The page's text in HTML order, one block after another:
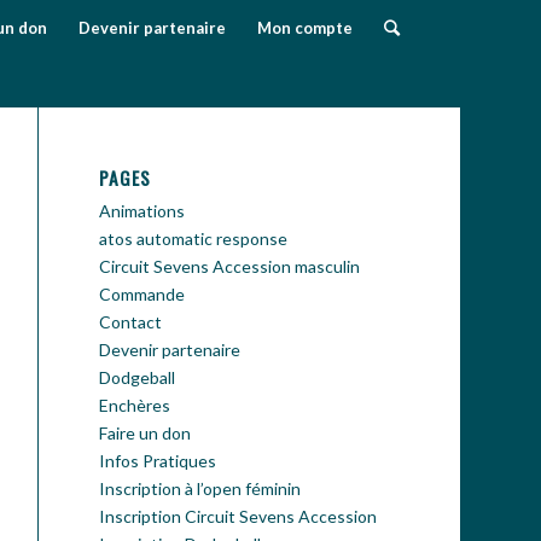
don Devenir partenaire Mon compte
PAGES
Animations
atos automatic response
Circuit Sevens Accession masculin
Commande
Contact
Devenir partenaire
Dodgeball
Enchères
Faire un don
Infos Pratiques
Inscription à l’open féminin
Inscription Circuit Sevens Accession